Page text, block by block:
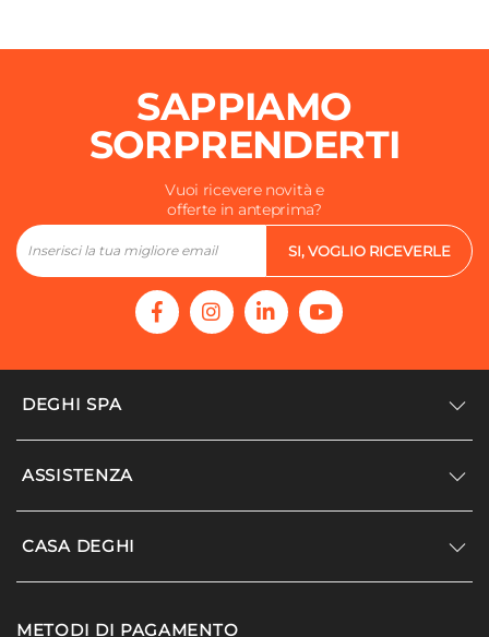
SAPPIAMO
SORPRENDERTI
Vuoi ricevere novità e
offerte in anteprima?
SI, VOGLIO RICEVERLE
DEGHI SPA
Accedi/Registrati
Modello organizzativo e codice etico
ASSISTENZA
Supporto
CASA DEGHI
METODI DI PAGAMENTO